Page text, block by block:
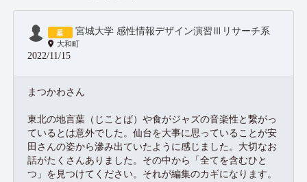
宮城大学 感性情報デザイン演習Ⅲリサーチ系
大和町
2022/11/15
まつかわさん
東北の地言葉（じことば）や食がジャズの音楽性と繋がっ
ているとは意外でした。仙台を大事に思っていることが安
田さんの姿から滲み出ていたように感じました。大切なお
話がたくさんありました。その中から「全てを含むひと
つ」を見つけてください。それが編集のカギになります。